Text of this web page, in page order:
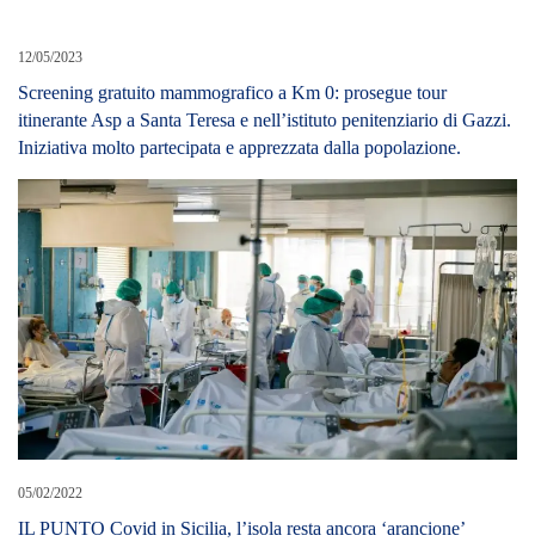
12/05/2023
Screening gratuito mammografico a Km 0: prosegue tour
itinerante Asp a Santa Teresa e nell’istituto penitenziario di Gazzi.
Iniziativa molto partecipata e apprezzata dalla popolazione.
05/02/2022
IL PUNTO Covid in Sicilia, l’isola resta ancora ‘arancione’